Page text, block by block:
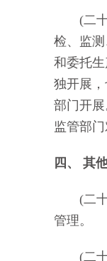
(二十)
检、监
和委托
独开展
部门开
监管部
四、 其
(二十
管理。
(二十